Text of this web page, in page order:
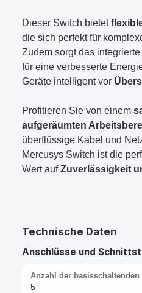
Dieser Switch bietet
die sich perfekt für
Zudem sorgt das integrierte
für eine verbesserte
Geräte intelligent vor
Profitieren Sie von einem
aufgeräumten
überflüssige Kabel und
Mercusys Switch ist die
Wert aufZuverlässigkeit
Technische Daten
Anschlüsse und
Anzahl der basisschaltenden
5